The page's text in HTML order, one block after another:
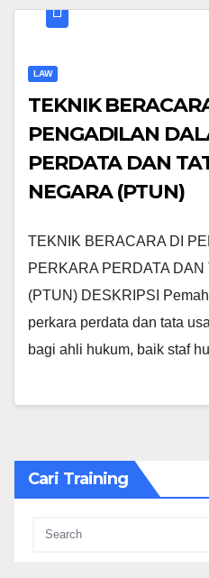
LAW
TEKNIK
PENGADILAN
PERDATA DAN
NEGARA (PTUN)
TEKNIK BERACARA DI
PERKARA PERDATA
(PTUN) DESKRIPSI
perkara perdata dan tata
bagi ahli hukum, baik staf
Cari Training